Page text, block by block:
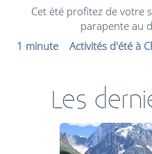
Cet été profitez de votre
parapente au
1 minute
Activités d'été à
Les